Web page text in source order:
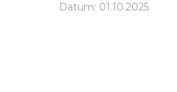
Datum: 01.10.2025